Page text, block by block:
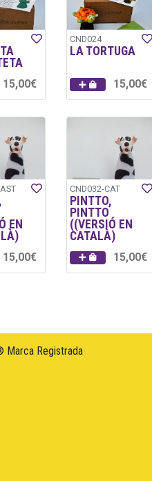
15,00€
CND024
LA TORTUGA
15,00€
EN
15,00€
CND032-CAT
PINTTO,
PINTTO
((VERSIÓ EN
CATALÀ)
15,00€
Marca Registrada